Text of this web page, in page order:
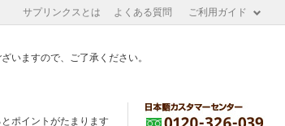
サプリンクスとは よくある質問 ご利用ガイド
いますので、ご了承ください。
ポイントがたまります